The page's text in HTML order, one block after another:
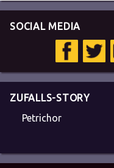
SOCIAL MEDIA
ZUFALLS-STORY
Petrichor